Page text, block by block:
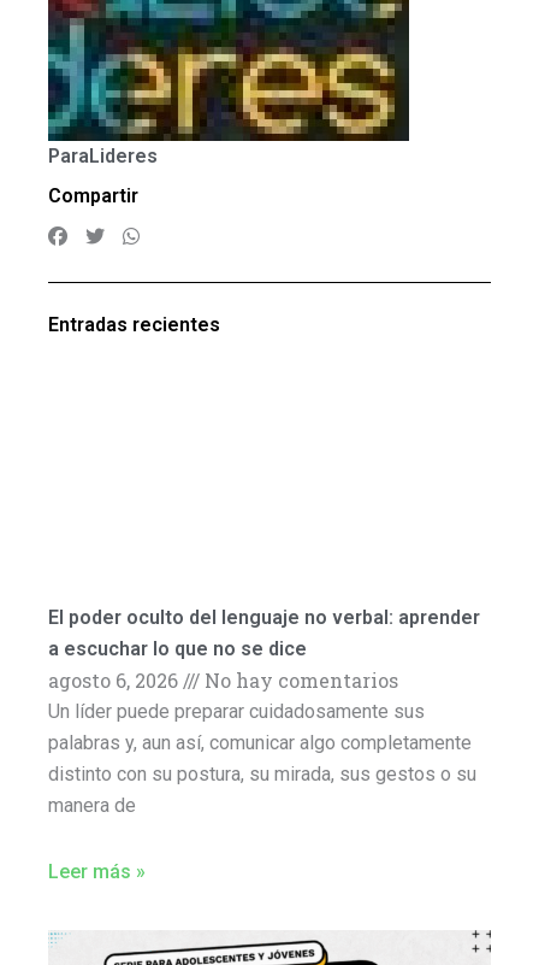
ParaLideres
Compartir
Entradas recientes
El poder oculto del lenguaje no verbal: aprender
a escuchar lo que no se dice
agosto 6, 2026 No hay comentarios
Un líder puede preparar cuidadosamente sus
palabras y, aun así, comunicar algo completamente
distinto con su postura, su mirada, sus gestos o su
manera de
Leer más »